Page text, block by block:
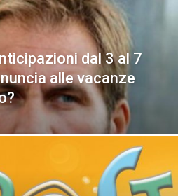
dal 3 al 7
alle vacanze